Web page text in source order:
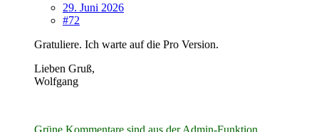
29. Juni 2026
#72
Gratuliere. Ich warte auf die Pro Version.
Lieben Gruß,
Wolfgang
Grüne Kommentare sind aus der Admin-Funktion